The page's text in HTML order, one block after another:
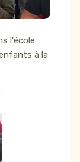
l'école
à la